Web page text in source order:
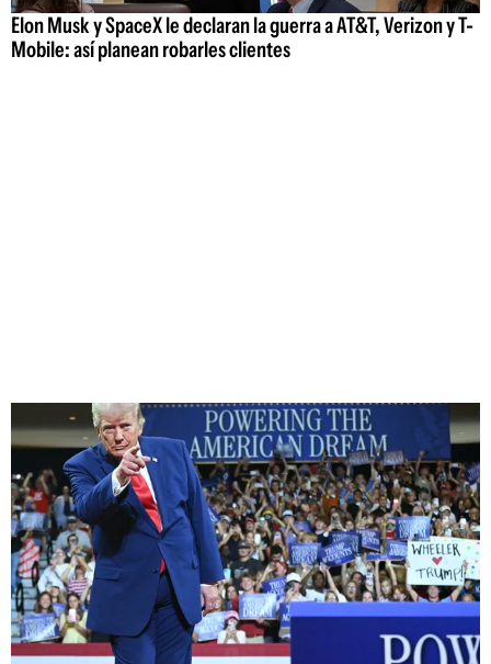
Elon Musk y SpaceX le declaran la guerra a AT&T, Verizon y T-
Mobile: así planean robarles clientes